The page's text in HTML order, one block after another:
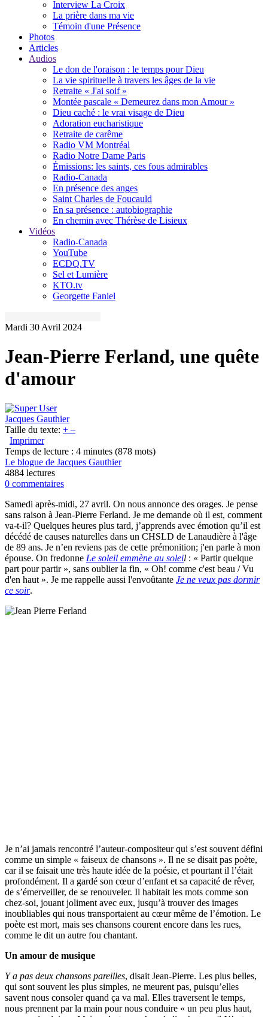
Interview La Croix
La prière dans ma vie
Témoin d'une Présence
Photos
Articles
Audios
Le don de l'oraison : le temps pour Dieu
La vie spirituelle à travers les âges de la vie
Retraite « J'ai soif »
Montée pascale « Demeurez dans mon Amour »
Dieu caché : le vrai visage de Dieu
Adoration eucharistique
Retraite de carême
Radio VM Montréal
Radio Notre Dame Paris
Émissions: les saints, ces fous admirables
Radio-Canada
En présence des anges
Saint Charles de Foucauld
En sa présence : autobiographie
En chemin avec Thérèse de Lisieux
Vidéos
Radio-Canada
YouTube
ECDQ.TV
Sel et Lumière
KTO.tv
Georgette Faniel
Mardi 30 Avril 2024
Jean-Pierre Ferland, une quête
d'amour
Jacques Gauthier
Taille du texte: + –
Imprimer
Temps de lecture : 4 minutes (878 mots)
Le blogue de Jacques Gauthier
4884 lectures
0 commentaires
Samedi après-midi, 27 avril. On nous annonce des orages. Je pense
sans raison à Jean-Pierre Ferland. Je me demande où il est, comment
va-t-il? Quelques heures plus tard, j’apprends avec émotion qu’il est
décédé de causes naturelles dans un CHSLD de Lanaudière à l'âge
de 89 ans. Je n’en reviens pas de cette prémonition; j'en parle à mon
épouse. On fredonne Le soleil emmène au soleil : « Partir quelque
part pour partir », sans oublier la fin, « Oh! comme c'est beau / Vu
d'en haut ». Je me rappelle aussi l'envoûtante Je ne veux pas dormir
ce soir.
Je n’ai jamais rencontré l’auteur-compositeur qui s’est souvent défini
comme un simple « faiseux de chansons ». Il ne se disait pas poète,
car il se faisait une très haute idée de la poésie, et pourtant il l’était
profondément. Il a gardé son cœur d’enfant et sa capacité de rêver,
de s’émerveiller, de se renouveler. Il habitait les mots comme son
chez-soi, jouant joliment avec eux, jusqu’à trouver des images
inoubliables qui nous transportaient au cœur même de l’émotion. Le
poète est mort, mais ses chansons courent encore dans les rues,
comme le dit un autre fou chantant.
Un amour de musique
Y a pas deux chansons pareilles, disait Jean-Pierre. Les plus belles,
qui sont souvent les plus simples, ne meurent pas, puisqu’elles
savent nous consoler quand ça va mal. Elles traversent le temps,
nous prennent par la main pour nous conduire « un peu plus haut,